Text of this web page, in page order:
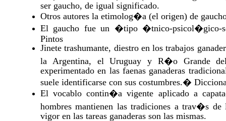
ser gaucho, de igual significado.
Otros autores la etimolog�a (el origen) de
El gaucho fue un �tipo �tnico-psicol�gico-
Pintos
Jinete trashumante, diestro en los trabajos
la Argentina, el Uruguay y R�o Grande
experimentado en las faenas ganaderas
suele identificarse con sus costumbres.�
El vocablo contin�a vigente aplicado a
hombres mantienen las tradiciones a trav�s
vigor en las tareas ganaderas son las mismas.